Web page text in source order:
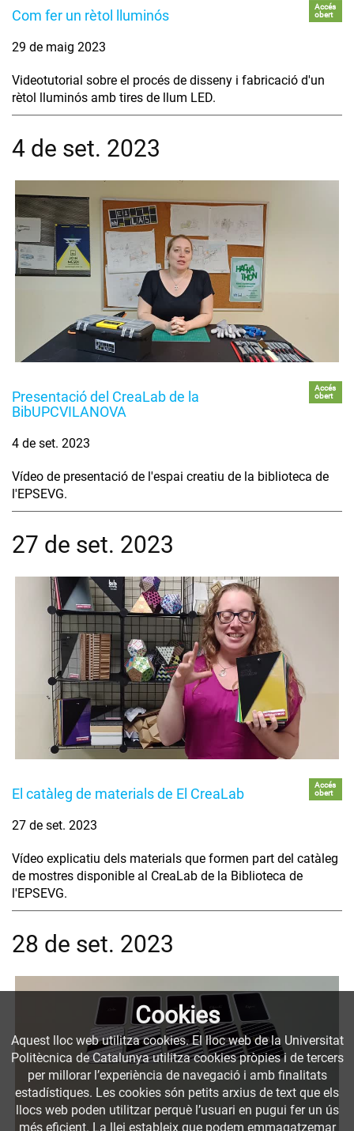
Com fer un rètol lluminós
Accés
obert
29 de maig 2023
Videotutorial sobre el procés de disseny i fabricació d'un
rètol lluminós amb tires de llum LED.
4 de set. 2023
Presentació del CreaLab de la
BibUPCVILANOVA
Accés
obert
4 de set. 2023
Vídeo de presentació de l'espai creatiu de la biblioteca de
l'EPSEVG.
27 de set. 2023
El catàleg de materials de El CreaLab
Accés
obert
27 de set. 2023
Vídeo explicatiu dels materials que formen part del catàleg
de mostres disponible al CreaLab de la Biblioteca de
l'EPSEVG.
28 de set. 2023
Cookies
Aquest lloc web utilitza cookies. El lloc web de la Universitat
Politècnica de Catalunya utilitza cookies pròpies i de tercers
per millorar l’experiència de navegació i amb finalitats
estadístiques. Les cookies són petits arxius de text que els
llocs web poden utilitzar perquè l’usuari en pugui fer un ús
més eficient. La llei estableix que podem emmagatzemar